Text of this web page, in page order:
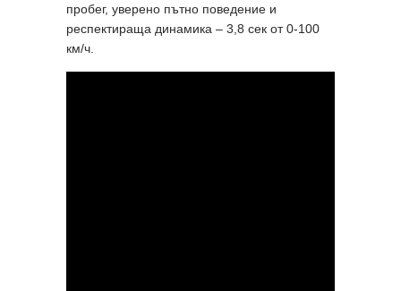
пробег, уверено пътно поведение и
респектираща динамика – 3,8 сек от 0-100
км/ч.